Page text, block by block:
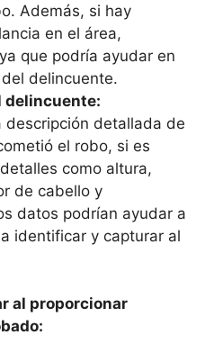
Además, si hay
en el área,
que podría‍ ayudar en
delincuente.
delincuente:
descripción detallada de​
el robo, si es
⁤como‌ altura,
de ⁣cabello y
datos podrían ayudar a
identificar y capturar al
al proporcionar